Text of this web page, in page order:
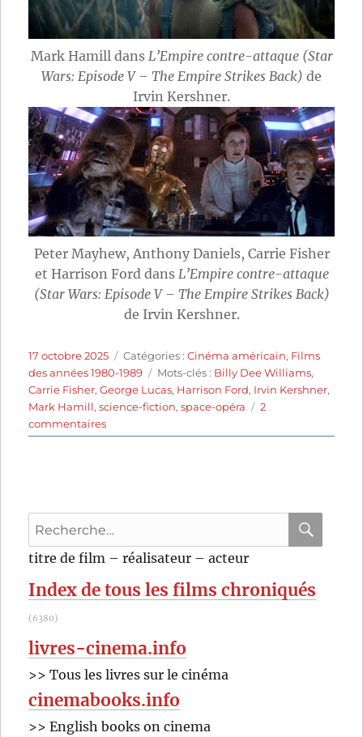
Mark Hamill dans L’Empire contre-attaque (Star
Wars: Episode V – The Empire Strikes Back) de
Irvin Kershner.
Peter Mayhew, Anthony Daniels, Carrie Fisher
et Harrison Ford dans L’Empire contre-attaque
(Star Wars: Episode V – The Empire Strikes Back)
de Irvin Kershner.
Publié
le
17 octobre 2025 Catégories
Catégories :Cinéma américain, Films
des années 1980-1989
Étiquettes
Mots-clés : Billy Dee Williams,
Carrie Fisher,George Lucas, Harrison Ford, Irvin Kershner,
Mark Hamill,science-fiction,space-opéra
2
commentairessur
L’Empire
Recherche
pour
:
titre de film – réalisateur – acteur
Index de tous les films chroniqués
(6380)
livres-cinema.info
>> Tous les livres sur le cinéma
cinemabooks.info
>> English books on cinema